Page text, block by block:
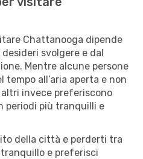
Chattanooga dipende
svolgere e dal
Mentre alcune persone
all’aria aperta e non
invece preferiscono
periodi più tranquilli e
della città e perderti tra
e preferisci